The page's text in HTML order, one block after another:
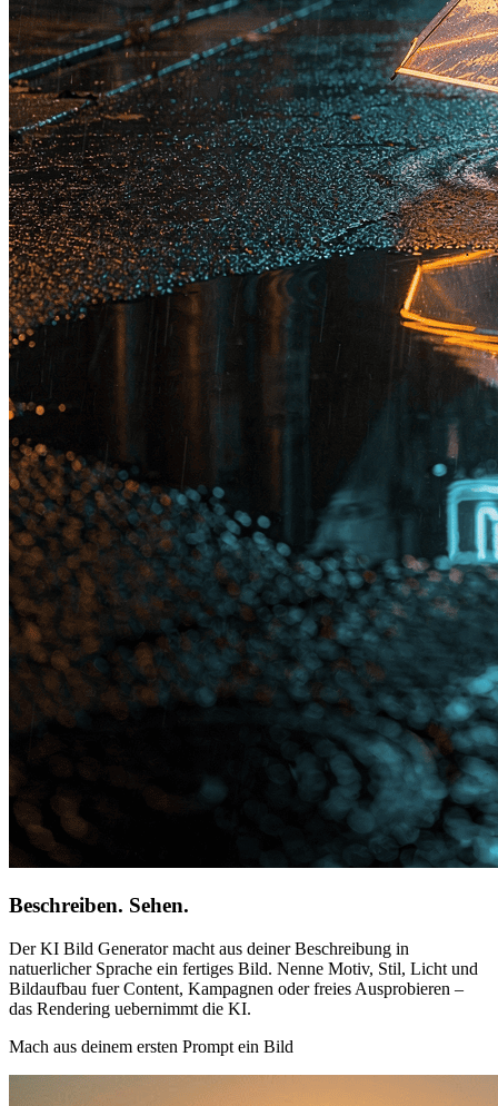
Beschreiben. Sehen.
Der KI Bild Generator macht aus deiner Beschreibung in
natuerlicher Sprache ein fertiges Bild. Nenne Motiv, Stil, Licht und
Bildaufbau fuer Content, Kampagnen oder freies Ausprobieren –
das Rendering uebernimmt die KI.
Mach aus deinem ersten Prompt ein Bild